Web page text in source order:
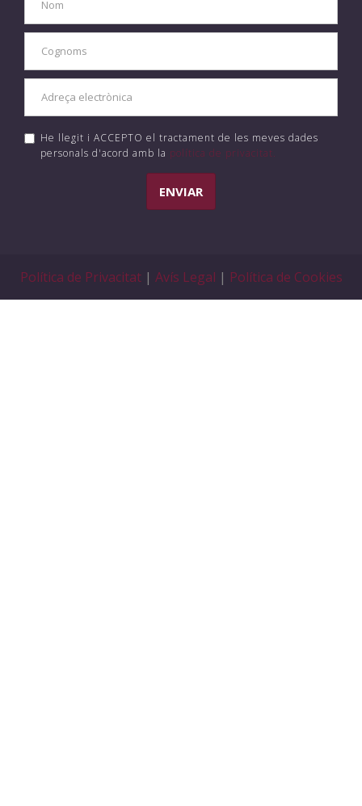
He llegit i ACCEPTO el tractament de les meves dades
personals d'acord amb la política de privacitat.
ENVIAR
Política de Privacitat | Avís Legal | Política de Cookies